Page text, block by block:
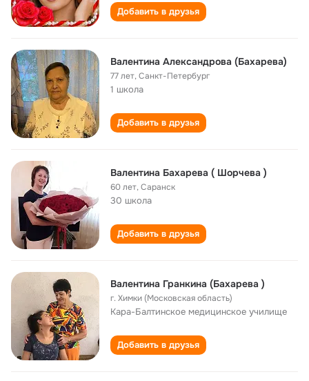
Добавить в друзья
Валентина Александрова (Бахарева)
77 лет,Санкт-Петербург
1 школа
Добавить в друзья
Валентина Бахарева ( Шорчева )
60 лет,Саранск
30 школа
Добавить в друзья
Валентина Гранкина (Бахарева )
г. Химки (Московская область)
Кара-Балтинское медицинское училище
Добавить в друзья